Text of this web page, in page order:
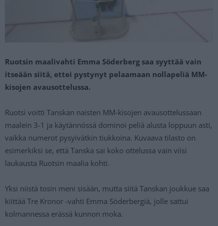
Ruotsin maalivahti Emma Söderberg saa syyttää vain
itseään siitä, ettei pystynyt pelaamaan nollapeliä MM-
kisojen avausottelussa.
Ruotsi voitti Tanskan naisten MM-kisojen avausottelussaan
maalein 3-1 ja käytännössä dominoi peliä alusta loppuun asti,
vaikka numerot pysyivätkin tiukkoina. Kuvaava tilasto on
esimerkiksi se, että Tanska sai koko ottelussa vain viisi
laukausta Ruotsin maalia kohti.
Yksi niistä tosin meni sisään, mutta siitä Tanskan joukkue saa
kiittää Tre Kronor -vahti Emma Söderbergiä, jolle sattui
kolmannessa erässä kunnon moka.